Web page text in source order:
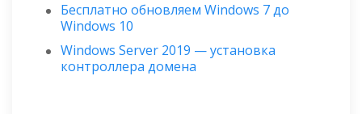
Бесплатно обновляем Windows 7 до
Windows 10
Windows Server 2019 — установка
контроллера домена